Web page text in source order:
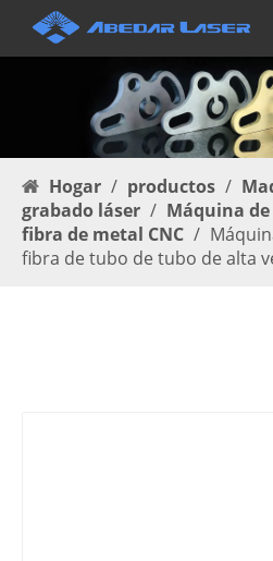
Hogar / productos /
grabado láser / Máquina
fibra de metal CNC /
fibra de tubo de tubo de alta